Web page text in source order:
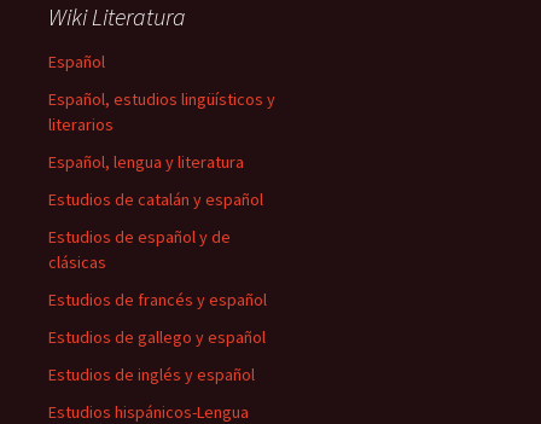
Wiki Literatura
Español
Español, estudios lingüísticos y
literarios
Español, lengua y literatura
Estudios de catalán y español
Estudios de español y de
clásicas
Estudios de francés y español
Estudios de gallego y español
Estudios de inglés y español
Estudios hispánicos-Lengua